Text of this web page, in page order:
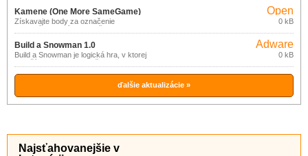
Kamene (One More SameGame)
1.2
Získavajte body za označenie
rovnakých hracích kameňov.
Open
source
(gpl)
0 kB
Build a Snowman 1.0
Build a Snowman je logická hra, v ktorej
je vaším cieľom spojiť 2 časti tela
snehuliaka.
Adware
0 kB
ďalšie aktualizácie »
Najsťahovanejšie v